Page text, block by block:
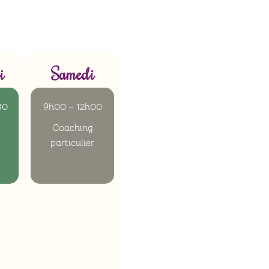
Samedi
9h00 – 12h00
Coaching
particulier